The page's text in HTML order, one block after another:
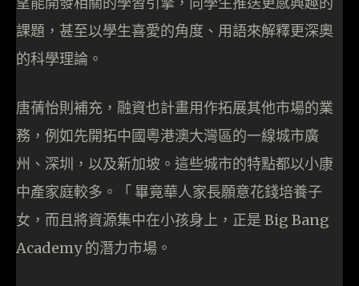
課題，甚至以學生喜愛的角度、用語來解釋更深奧
的科學理論。
唐蒨怡則補充，融資也計畫用作拓展其他市場的業
務，例如先開拓中國粵港澳大灣區的一線城市廣
州、深圳，以及新加坡。這些城市的特點都以小康
中產家庭較多。「 畢竟華人家長願意花錢培養子
女，而且將資源集中在小孩身上，正是 Big Bang
Academy 的潛力市場。